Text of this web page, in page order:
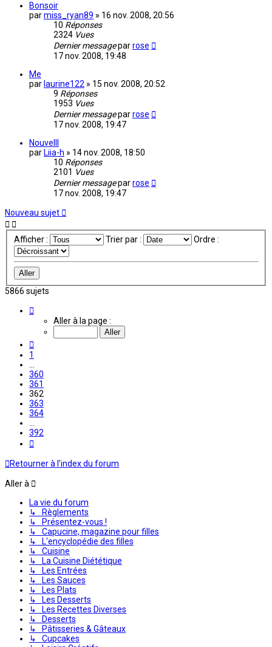
Bonsoir
parmiss_ryan89 » 16 nov. 2008, 20:56
10 Réponses
2324 Vues
Dernier messageparrose
17 nov. 2008, 19:48
Me
par laurine122 » 15 nov. 2008, 20:52
9 Réponses
1953 Vues
Dernier messageparrose
17 nov. 2008, 19:47
Nouvelll
par Liia-h » 14 nov. 2008, 18:50
10 Réponses
2101 Vues
Dernier messageparrose
17 nov. 2008, 19:47
Nouveau sujet
Afficher : Trier par : Ordre :
5866 sujets
362
Aller à la page :
1
360
361
362
363
364
392
Retourner à l’index du forum
Aller à
La vie du forum
↳ Règlements
↳ Présentez-vous !
↳ Capucine, magazine pour filles
↳ L'encyclopédie des filles
↳ Cuisine
↳ La Cuisine Diététique
↳ Les Entrées
↳ Les Sauces
↳ Les Plats
↳ Les Desserts
↳ Les Recettes Diverses
↳ Desserts
↳ Pâtisseries & Gâteaux
↳ Cupcakes